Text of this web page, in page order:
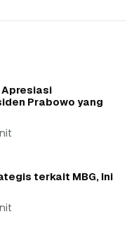
Apresiasi
Prabowo yang
terkait MBG, Ini